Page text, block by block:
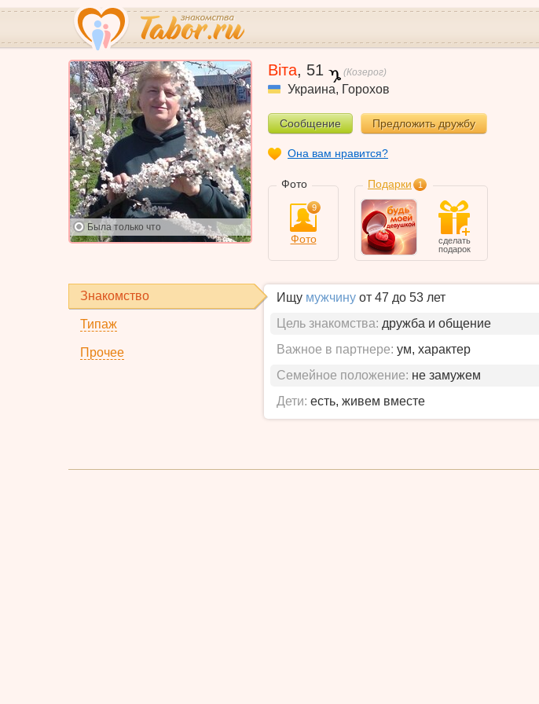
Былатолько что
Віта, 51 (Козерог)
Украина, Горохов
Сообщение Предложить дружбу
Она вам нравится?
Фото
9
Фото
Подарки 1
сделать
подарок
Знакомство
Типаж
Прочее
Ищу мужчину от 47 до 53 лет
Цель знакомства: дружба и общение
Важное в партнере: ум, характер
Семейное положение: не замужем
Дети: есть, живем вместе